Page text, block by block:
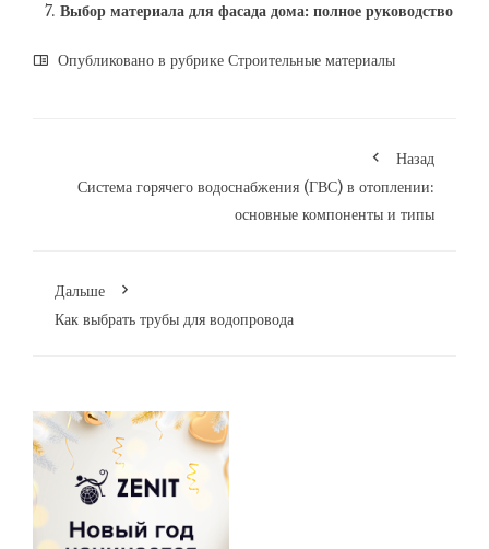
Выбор материала для фасада дома: полное руководство
Опубликовано в рубрике Строительные материалы
Назад
Система горячего водоснабжения (ГВС) в отоплении:
основные компоненты и типы
Дальше
Как выбрать трубы для водопровода